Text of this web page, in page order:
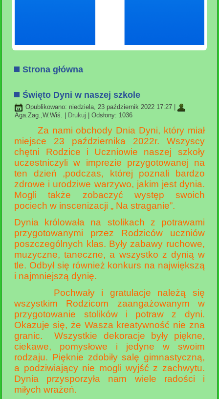
Strona główna
Święto Dyni w naszej szkole
Opublikowano: niedziela, 23 październik 2022 17:27
Aga.Zag.,W.Wiś.
| Drukuj | Odsłony: 1036
Za nami obchody Dnia Dyni, który miał
miejsce 23 października 2022r. Wszyscy
chętni Rodzice i Uczniowie naszej szkoły
uczestniczyli w imprezie przygotowanej na
ten dzień ,podczas, której poznali bardzo
zdrowe i urodziwe warzywo, jakim jest dynia.
Mogli także zobaczyć występ swoich
pociech w inscenizacji „ Na straganie”.
Dynia królowała na stolikach z potrawami
przygotowanymi przez Rodziców uczniów
poszczególnych klas. Były zabawy ruchowe,
muzyczne, taneczne, a wszystko z dynią w
tle. Odbył się również konkurs na największą
i najmniejszą dynię.
Pochwały i gratulacje należą się
wszystkim Rodzicom zaangażowanym w
przygotowanie stolików i potraw z dyni.
Okazuje się, że Wasza kreatywność nie zna
granic. Wszystkie dekoracje były piękne,
ciekawe, pomysłowe i jedyne w swoim
rodzaju. Pięknie zdobiły salę gimnastyczną,
a podziwiający nie mogli wyjść z zachwytu.
Dynia przysporzyła nam wiele radości i
miłych wrażeń.